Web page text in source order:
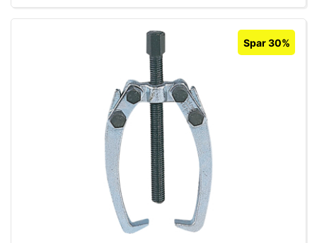
Spar 30%